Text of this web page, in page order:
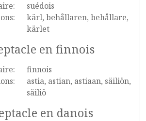
suédois
kärl, behållaren, behållare,
kärlet
en finnois
finnois
astia, astian, astiaan, säiliön,
säiliö
en danois